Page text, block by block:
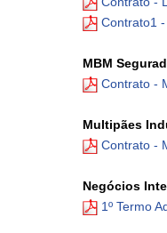
Contrato1
MBM
Contrato -
Multipães
Contrato -
Negócios
1º Termo